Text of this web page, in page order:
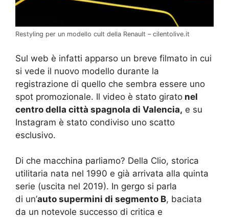
Restyling per un modello cult della Renault – cilentolive.it
Sul web è infatti apparso un breve filmato in cui
si vede il nuovo modello durante la
registrazione di quello che sembra essere uno
spot promozionale. Il video è stato girato nel
centro della città spagnola di Valencia, e su
Instagram è stato condiviso uno scatto
esclusivo.
Di che macchina parliamo? Della Clio, storica
utilitaria nata nel 1990 e già arrivata alla quinta
serie (uscita nel 2019). In gergo si parla
di un’auto supermini di segmento B, baciata
da un notevole successo di critica e